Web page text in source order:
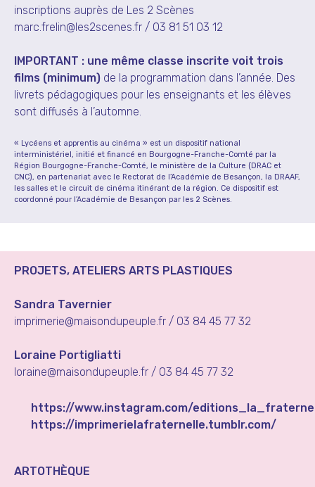
inscriptions auprès de Les 2 Scènes
marc.frelin@les2scenes.fr / 03 81 51 03 12
IMPORTANT : une même classe inscrite voit trois
films (minimum) de la programmation dans l’année. Des
livrets pédagogiques pour les enseignants et les élèves
sont diffusés à l’automne.
« Lycéens et apprentis au cinéma » est un dispositif national
interministériel, initié et financé en Bourgogne-Franche-Comté par la
Région Bourgogne-Franche-Comté, le ministère de la Culture (DRAC et
CNC), en partenariat avec le Rectorat de l’Académie de Besançon, la DRAAF,
les salles et le circuit de cinéma itinérant de la région. Ce dispositif est
coordonné pour l’Académie de Besançon par les 2 Scènes.
PROJETS, ATELIERS ARTS PLASTIQUES
Sandra Tavernier
imprimerie@maisondupeuple.fr / 03 84 45 77 32
Loraine Portigliatti
loraine@maisondupeuple.fr / 03 84 45 77 32
https://www.instagram.com/
https://imprimerielafraternelle.tumblr.com/
ARTOTHÈQUE